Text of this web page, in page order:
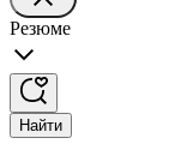
Резюме
Найти